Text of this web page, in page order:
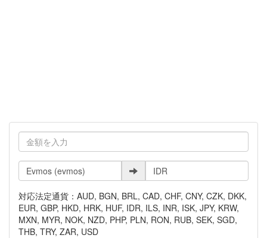
対応法定通貨：AUD, BGN, BRL, CAD, CHF, CNY, CZK, DKK,
EUR, GBP, HKD, HRK, HUF, IDR, ILS, INR, ISK, JPY, KRW,
MXN, MYR, NOK, NZD, PHP, PLN, RON, RUB, SEK, SGD,
THB, TRY, ZAR, USD